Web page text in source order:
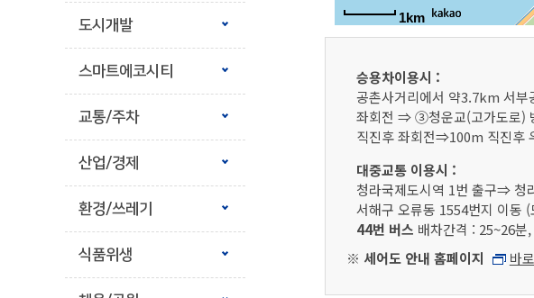
도시개발
스마트에코시티
교통/주차
산업/경제
환경/쓰레기
식품위생
1km
승용차이용시 :
공촌사거리에서 약3.7km 서
좌회전 ⇒ ③청운교(고가도로)
직진후 좌회전⇒100m 직진후
대중교통 이용시 :
청라국제도시역 1번 출구⇒ 청
서해구 오류동 1554번지 이동
44번 버스 배차간격 : 25~26분
※ 세어도 안내 홈페이지
바